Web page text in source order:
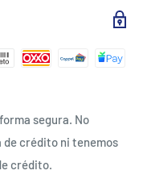
segura. No
crédito ni tenemos
crédito.